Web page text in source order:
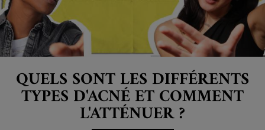
QUELS SONT LES DIFFÉRENTS
TYPES D'ACNÉ ET COMMENT
L'ATTÉNUER ?